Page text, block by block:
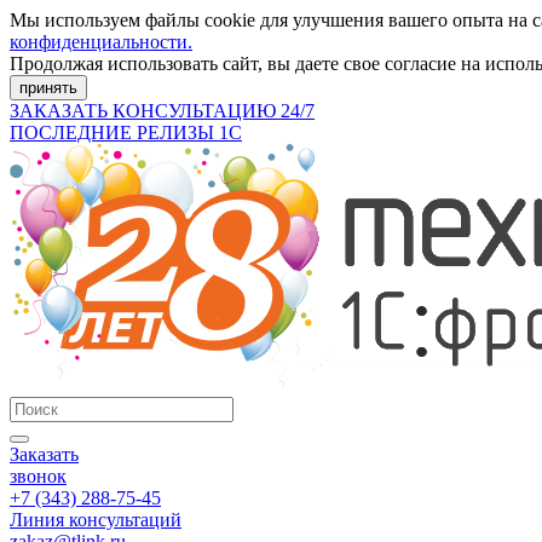
Мы используем файлы cookie для улучшения вашего опыта
конфиденциальности.
Продолжая использовать сайт, вы даете свое согласие на
принять
ЗАКАЗАТЬ КОНСУЛЬТАЦИЮ 24/7
ПОСЛЕДНИЕ РЕЛИЗЫ 1С
Заказать
звонок
+7 (343) 288-75-45
Линия консультаций